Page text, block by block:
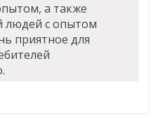
а также
людей с опытом
приятное для